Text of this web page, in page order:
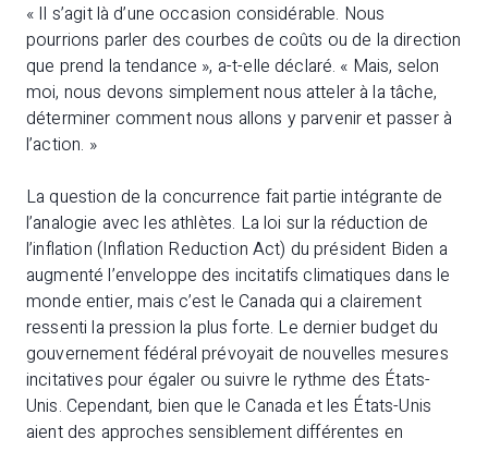
« Il s’agit là d’une occasion considérable. Nous
pourrions parler des courbes de coûts ou de la direction
que prend la tendance », a-t-elle déclaré. « Mais, selon
moi, nous devons simplement nous atteler à la tâche,
déterminer comment nous allons y parvenir et passer à
l’action. »
La question de la concurrence fait partie intégrante de
l’analogie avec les athlètes. La loi sur la réduction de
l’inflation (Inflation Reduction Act) du président Biden a
augmenté l’enveloppe des incitatifs climatiques dans le
monde entier, mais c’est le Canada qui a clairement
ressenti la pression la plus forte. Le dernier budget du
gouvernement fédéral prévoyait de nouvelles mesures
incitatives pour égaler ou suivre le rythme des États-
Unis. Cependant, bien que le Canada et les États-Unis
aient des approches sensiblement différentes en